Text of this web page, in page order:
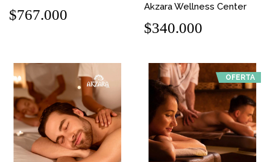
$767.000 Akzara Wellness Center
$340.000
OFERTA